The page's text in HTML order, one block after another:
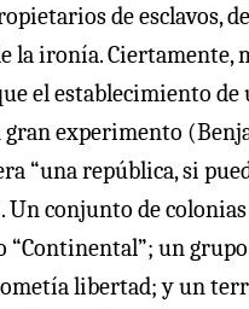
de esclavos,
la ironía. Ciertamente,
el establecimiento de
experimento
“una república, si
Un conjunto de
“Continental”; un
libertad; y un